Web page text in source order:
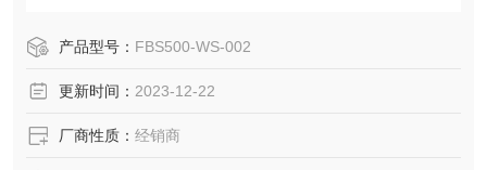
规格：500ml
备注：性价比很高，适合肿瘤细胞、普通细胞的培养，可申
产品型号： FBS500-WS-002
更新时间： 2023-12-22
厂商性质： 经销商